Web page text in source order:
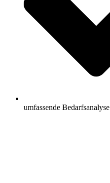
umfassende Bedarfsanalyse